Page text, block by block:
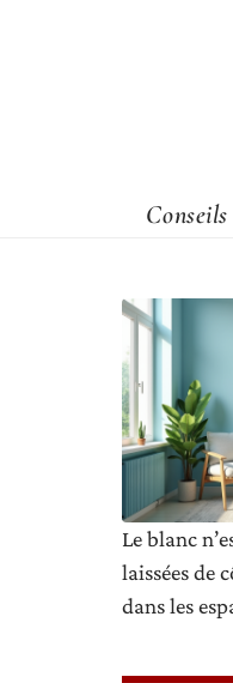
Conseils
Le blanc
laissées de
dans les